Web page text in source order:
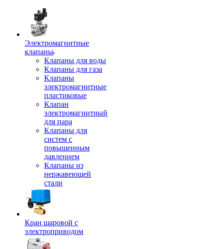
Электромагнитные
клапаны
Клапаны для воды
Клапаны для газа
Клапаны
электромагнитные
пластиковые
Клапан
электромагнитный
для пара
Клапаны для
систем с
повышенным
давлением
Клапаны из
нержавеющей
стали
Кран шаровой с
электроприводом